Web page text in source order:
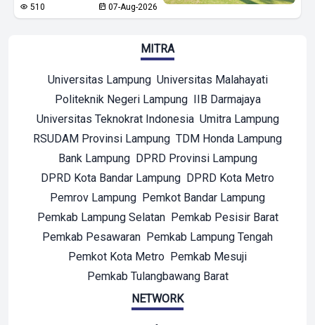
510 07-Aug-2026
MITRA
Universitas Lampung Universitas Malahayati
Politeknik Negeri Lampung IIB Darmajaya
Universitas Teknokrat Indonesia Umitra Lampung
RSUDAM Provinsi Lampung TDM Honda Lampung
Bank Lampung DPRD Provinsi Lampung
DPRD Kota Bandar Lampung DPRD Kota Metro
Pemrov Lampung Pemkot Bandar Lampung
Pemkab Lampung Selatan Pemkab Pesisir Barat
Pemkab Pesawaran Pemkab Lampung Tengah
Pemkot Kota Metro Pemkab Mesuji
Pemkab Tulangbawang Barat
NETWORK